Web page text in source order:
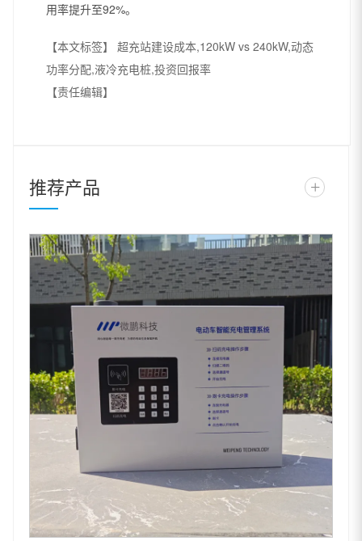
用率提升至92%。
【本文标签】
超充站建设成本,120kW vs 240kW,动态
功率分配,液冷充电桩,投资回报率
【责任编辑】
推荐产品 +